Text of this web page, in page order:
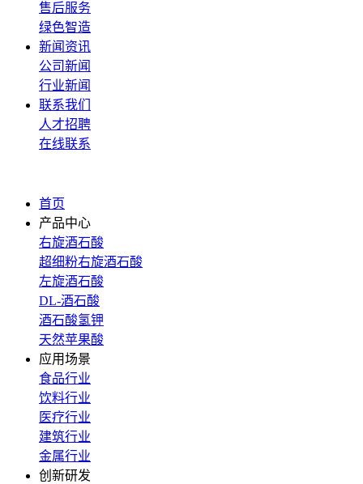
售后服务
绿色智造
新闻资讯
公司新闻
行业新闻
联系我们
人才招聘
在线联系
首页
产品中心
右旋酒石酸
超细粉右旋酒石酸
左旋酒石酸
DL-酒石酸
酒石酸氢钾
天然苹果酸
应用场景
食品行业
饮料行业
医疗行业
建筑行业
金属行业
创新研发